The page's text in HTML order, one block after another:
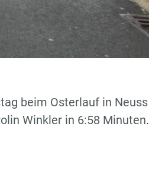
beim Osterlauf in Neuss
Winkler in 6:58 Minuten.